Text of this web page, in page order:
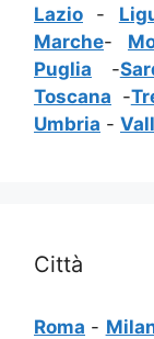
Lazio -
Marche-
Puglia -
Toscana -
Umbria -
Città
Roma -